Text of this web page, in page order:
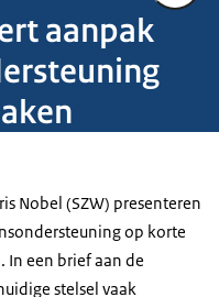
aanpak
Nobel (SZW) presenteren
op korte
In een brief aan de
stelsel vaak